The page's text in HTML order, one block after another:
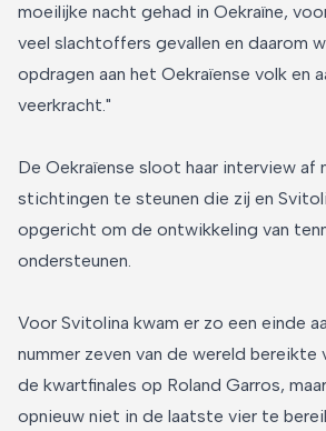
moeilijke nacht gehad in Oekraïne,
veel slachtoffers gevallen en daarom
opdragen aan het Oekraïense volk en
veerkracht."
De Oekraïense sloot haar interview af
stichtingen te steunen die zij en
opgericht om de ontwikkeling van
ondersteunen.
Voor Svitolina kwam er zo een einde
nummer zeven van de wereld
de kwartfinales op Roland Garros,
opnieuw niet in de laatste vier te